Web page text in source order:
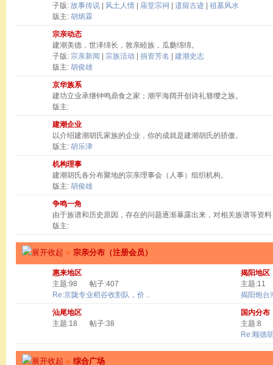
子版: 故事传说 风土人情 庙堂宗祠 遗留古迹
祖墓风水
版主: 胡炳霖
宗亲动态
建潮美德，世泽绵长，敦亲睦族，瓜瓞绵绵。
子版: 宗亲新闻 宗族活动 捐资芳名
建潮史志
版主: 胡俊雄
京华族系
建功立业承继钟鸣鼎食之家；潮平海阔开创诗礼簪缨之族。
版主:
建潮企业
以介绍建潮胡氏家族的企业，你的成就是建潮胡氏的骄傲。
版主: 胡乐津
机构理事
建潮胡氏各分布聚地的宗亲理事会（人事）组织机构。
版主: 胡俊雄
争鸣一角
由于族谱和历史原因，存在的问题逐渐暴露出来，对相关族谱等资
版主:
» 宗亲分布（注册会员）
惠来地区
主题:98
帖子:407
Re:京陇专业稻谷收割队，价 ..
揭阳地区
主题:11
揭阳炮台
汕尾地区
主题:18
帖子:38
国内分布
主题:8
Re:顺德
» 综合广场